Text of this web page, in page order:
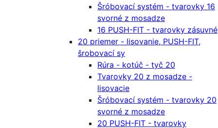
Šróbovací systém - tvarovky 16
svorné z mosadze
16 PUSH-FIT - tvarovky zásuvné
20 priemer - lisovanie, PUSH-FIT,
šrobovací sy
Rúra - kotúč - tyč 20
Tvarovky 20 z mosadze -
lisovacie
Šróbovací systém - tvarovky 20
svorné z mosadze
20 PUSH-FIT - tvarovky